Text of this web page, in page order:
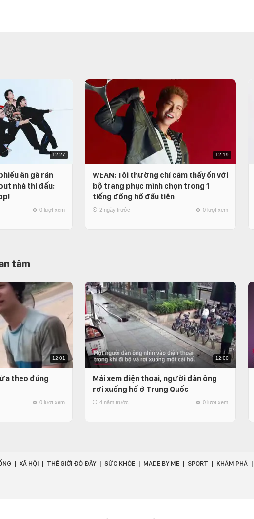
12:27
ăn gà rán
nhà thi đấu:
0 lượt xem
12:19
WEAN: Tôi thường chỉ cảm thấy ổn với
bộ trang phục mình chọn trong 1
tiếng đồng hồ đầu tiên
2 ngày trước 0 lượt xem
tâm
12:01
theo đúng
0 lượt xem
12:00
Mải xem điện thoại, người đàn ông
rơi xuống hố ở Trung Quốc
4 năm trước 0 lượt xem
XÃ HỘI THẾ GIỚI ĐÓ ĐÂY SỨC KHỎE MADE BY ME SPORT KHÁM PHÁ